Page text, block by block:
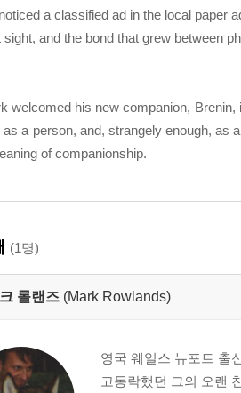
a classified ad in the local paper
sight, and the bond that grew between
welcomed his new companion,
as a person, and, strangely enough, as
of companionship.
(1명)
롤랜즈 (Mark Rowlands)
영국 웨일스 뉴포트 출
고동락했던 그의 오랜